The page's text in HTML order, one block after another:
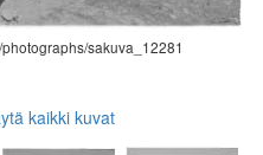
sakuva_12281
kaikki kuvat